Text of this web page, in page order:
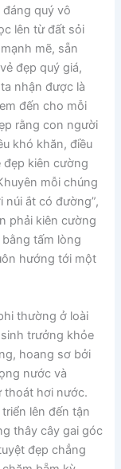
quý vô
lên từ đất sỏi
mẽ, sẵn
đẹp quý giá,
nhận được là
đến cho mỗi
rằng con người
khó khăn, điều
đẹp kiên cường
mỗi chúng
núi ắt có đường”,
phải kiên cường
tấm lòng
hướng tới một
thường ở loài
trưởng khỏe
hoang sơ bởi
nước và
thoát hơi nước.
lên đến tận
thây cây gai góc
đẹp chẳng